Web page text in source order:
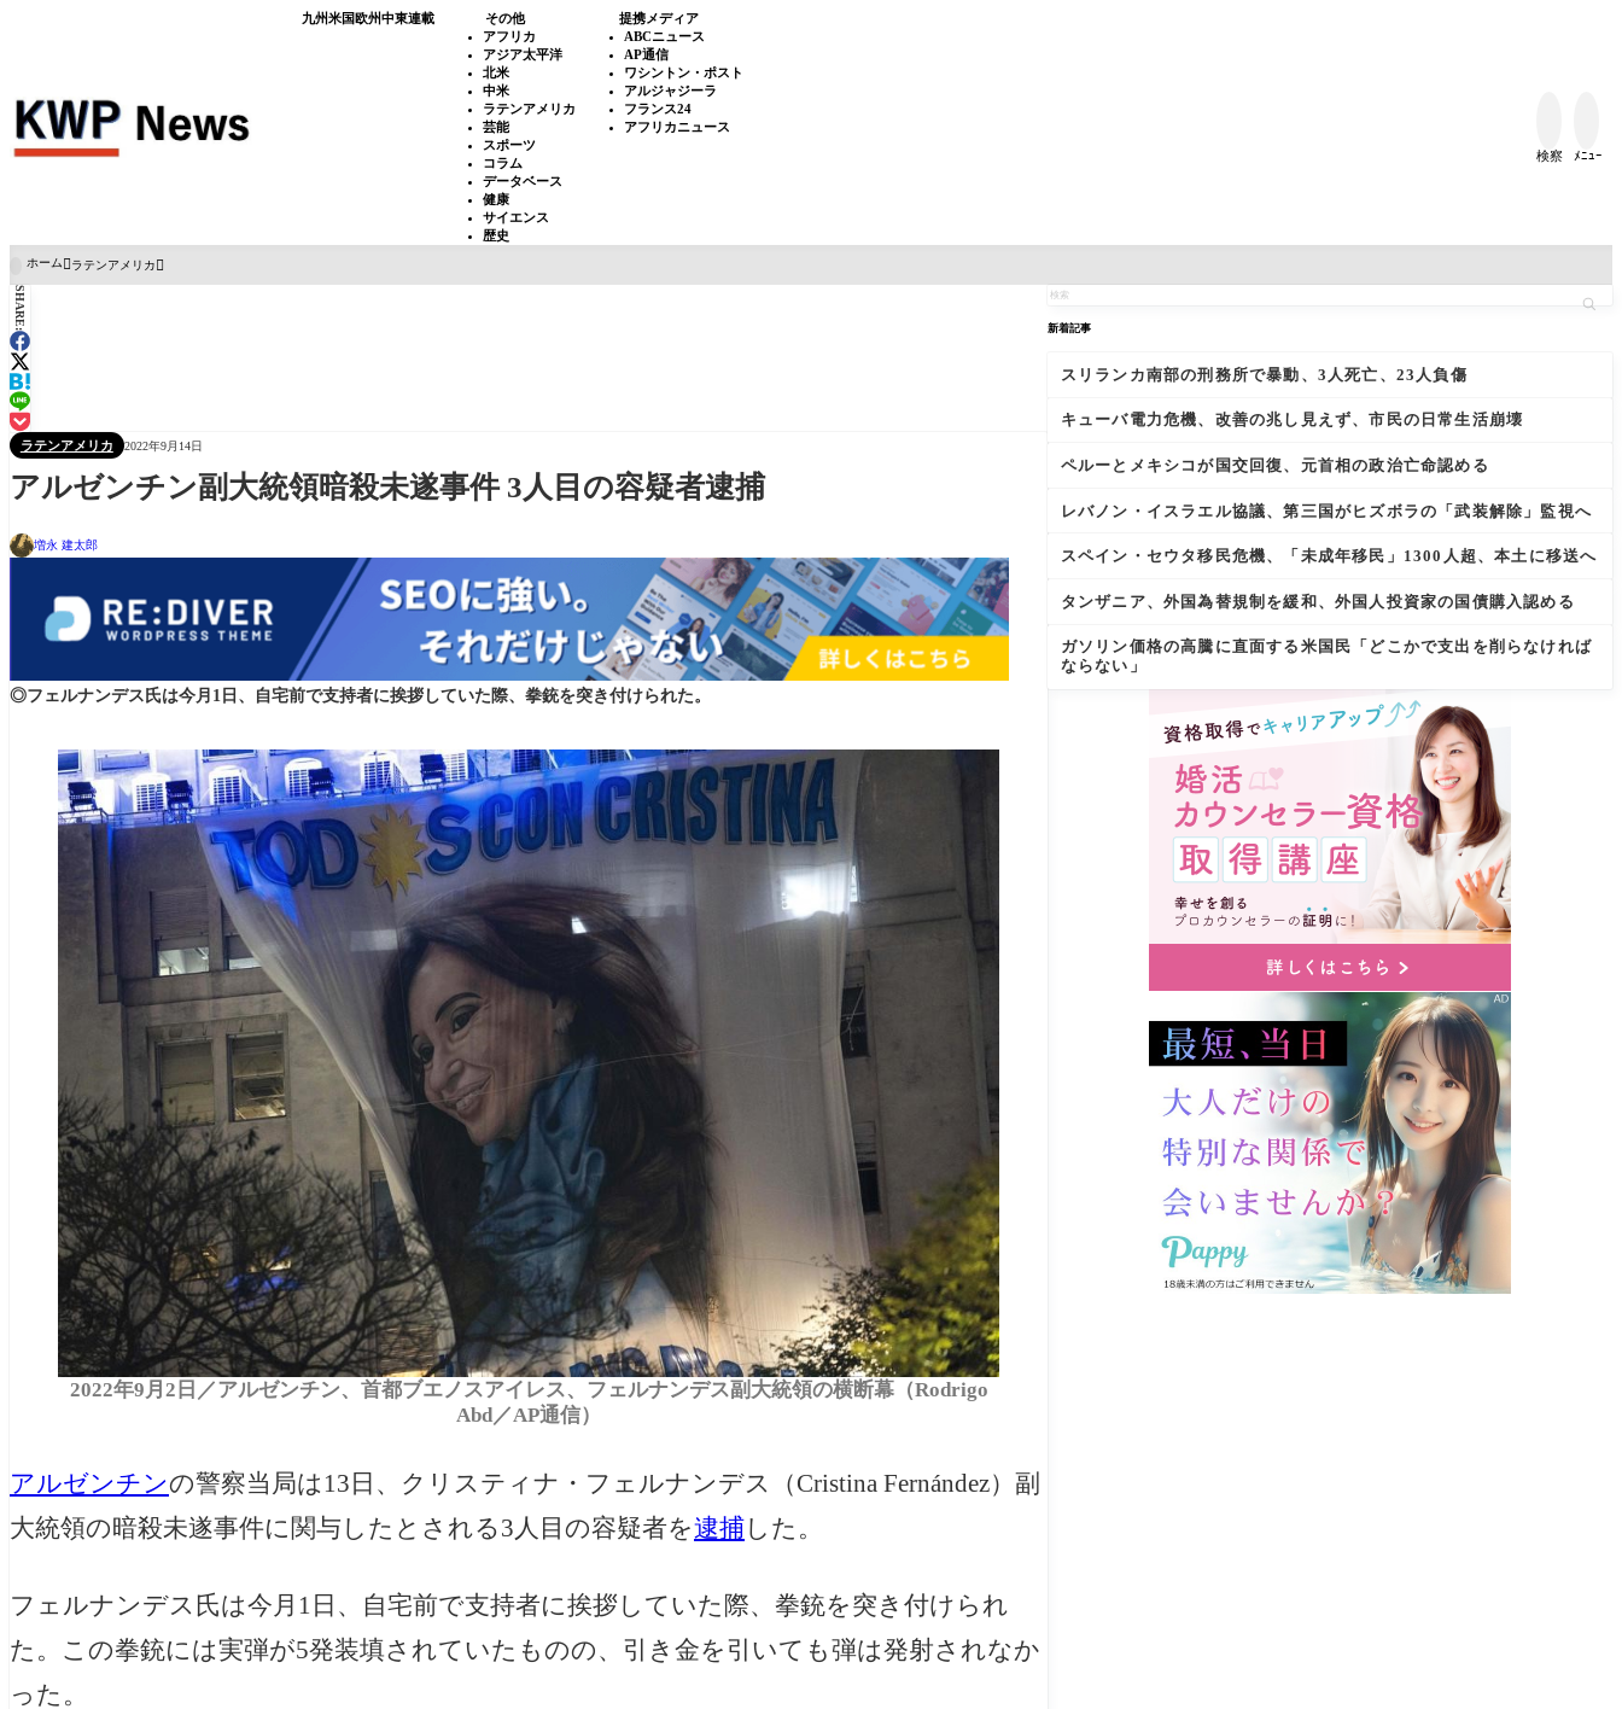
九州米国欧州中東連載
その他
アフリカ
アジア太平洋
北米
中米
ラテンアメリカ
芸能
スポーツ
コラム
データベース
健康
サイエンス
歴史
提携メディア
ABCニュース
AP通信
ワシントン・ポスト
アルジャジーラ
フランス24
アフリカニュース
検察 ﾒﾆｭｰ
ホーム ラテンアメリカ
SHARE:
ラテンアメリカ 2022年9月14日
アルゼンチン副大統領暗殺未遂事件 3人目の容疑者逮捕
増永 建太郎
◎フェルナンデス氏は今月1日、自宅前で支持者に挨拶していた際、拳銃を突き付けられた。
2022年9月2日／アルゼンチン、首都ブエノスアイレス、フェルナンデス副大統領の横断幕（Rodrigo
Abd／AP通信）
アルゼンチンの警察当局は13日、 クリスティナ・フェルナンデス（Cristina Fernández）副
大統領の暗殺未遂事件に関与したとされる3人目の容疑者を逮捕した。
フェルナンデス氏は今月 1日 、自宅前で支持者に挨拶していた際、拳銃を突き付けられ
た。 この拳銃には実弾が5発装填されていたものの、引き金を引いても弾は発射されなか
った。
新着記事
スリランカ南部の刑務所で暴動、3人死亡、23人負傷
キューバ電力危機、改善の兆し見えず、市民の日常生活崩壊
ペルーとメキシコが国交回復、元首相の政治亡命認める
レバノン・イスラエル協議、第三国がヒズボラの「武装解除」監視へ
スペイン・セウタ移民危機、「未成年移民」1300人超、本土に移送へ
タンザニア、外国為替規制を緩和、外国人投資家の国債購入認める
ガソリン価格の高騰に直面する米国民「どこかで支出を削らなければ
ならない」